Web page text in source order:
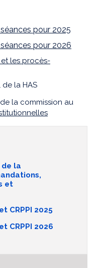
pour 2025
pour 2026
les procès-
la HAS
la commission au
la
et
CRPPI 2025
CRPPI 2026